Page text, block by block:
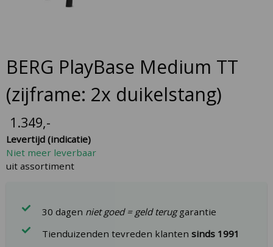
BERG PlayBase Medium TT
(zijframe: 2x duikelstang)
1.349,-
Levertijd (indicatie)
Niet meer leverbaar
uit assortiment
30 dagen niet goed = geld teruggarantie
Tienduizenden tevreden klantensinds 1991
Skip
to
the
beginning
the
images
gallery